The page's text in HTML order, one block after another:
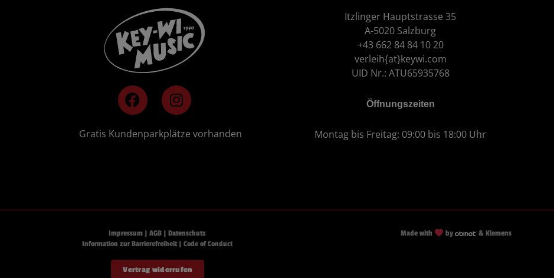
F
a
c
e
I
n
s
t
m
Gratis Kundenparkplätze vorhanden
Itzlinger Hauptstrasse 35
A-5020 Salzburg
+43 662 84 84 10 20
verleih{at}keywi.com
UID Nr.: ATU65935768
Öffnungszeiten
Montag bis Freitag: 09:00 bis 18:00 Uhr
Impressum |AGB |Datenschutz
Information zur Barrierefreiheit|Code of Conduct
Vertrag widerrufen
Made with by & Klemens